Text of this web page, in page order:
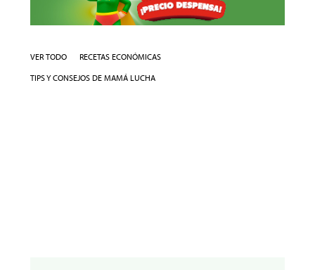
VER TODO
RECETAS ECONÓMICAS
TIPS Y CONSEJOS DE MAMÁ LUCHA